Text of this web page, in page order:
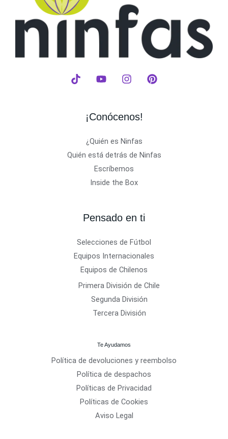
¡Conócenos!
¿Quién es Ninfas
Quién está detrás de Ninfas
Escríbemos
Inside the Box
Pensado en ti
Selecciones de Fútbol
Equipos Internacionales
Equipos de Chilenos
Primera División de Chile
Segunda División
Tercera División
Te Ayudamos
Política de devoluciones y reembolso
Política de despachos
Políticas de Privacidad
Políticas de Cookies
Aviso Legal